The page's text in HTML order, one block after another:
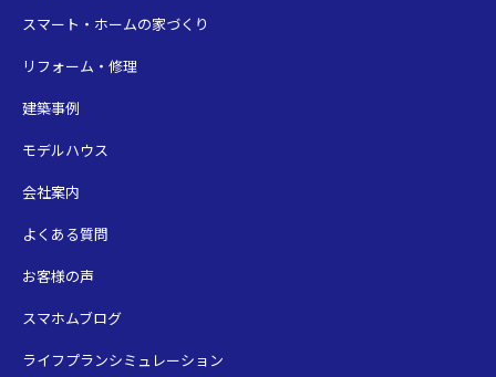
スマート・ホームの家づくり
リフォーム・修理
建築事例
モデルハウス
会社案内
よくある質問
お客様の声
スマホムブログ
ライフプランシミュレーション